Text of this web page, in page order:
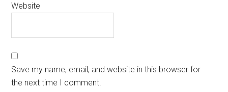
Website
Save my name, email, and website in this browser for
the next time I comment.